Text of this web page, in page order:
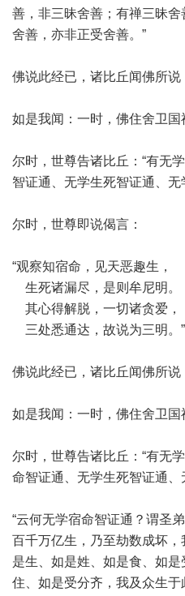
善，非三昧舍善；有禅三昧
舍善，亦非正受舍善。”
佛说此经已，诸比丘闻佛所说
如是我闻：一时，佛住舍卫国
尔时，世尊告诸比丘：“有无
智证通、无学生死智证通、无
尔时，世尊即说偈言：
“观察知宿命，见天恶趣生，
生死诸漏尽，是则牟尼明。
其心得解脱，一切诸贪爱，
三处悉通达，故说为三明。”
佛说此经已，诸比丘闻佛所说
如是我闻：一时，佛住舍卫国
尔时，世尊告诸比丘：“有无
命智证通、无学生死智证通、
“云何无学宿命智证通？谓圣
百千万亿生，乃至劫数成坏
是生、如是姓、如是食、如
住、如是受分齐，我及众生于